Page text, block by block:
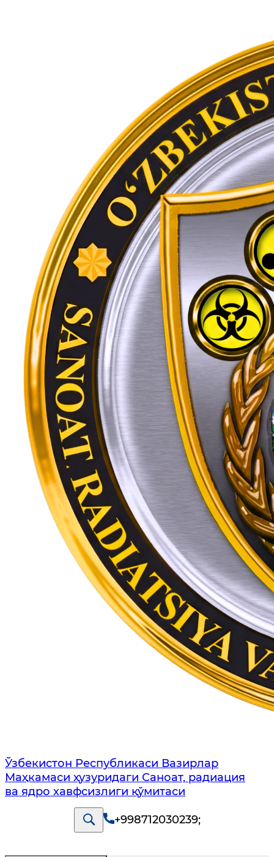
Ўзбекистон Республикаси Вазирлар
Маҳкамаси ҳузуридаги Саноат, радиация
ва ядро хавфсизлиги қўмитаси
+998712030239;